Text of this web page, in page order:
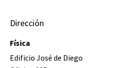
Dirección
Física
Edificio José de Diego